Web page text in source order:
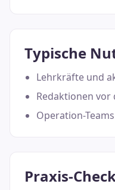
Typische
Lehrkräfte und
Redaktionen
Operation-
Praxis-